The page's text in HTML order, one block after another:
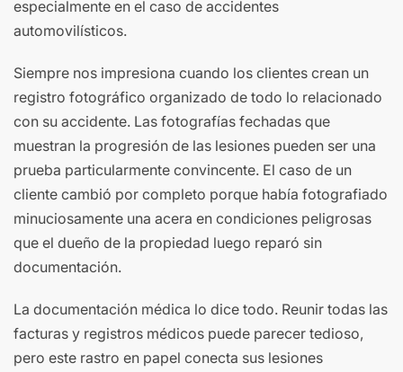
especialmente en el caso de accidentes
automovilísticos.
Siempre nos impresiona cuando los clientes crean un
registro fotográfico organizado de todo lo relacionado
con su accidente. Las fotografías fechadas que
muestran la progresión de las lesiones pueden ser una
prueba particularmente convincente. El caso de un
cliente cambió por completo porque había fotografiado
minuciosamente una acera en condiciones peligrosas
que el dueño de la propiedad luego reparó sin
documentación.
La documentación médica lo dice todo. Reunir todas las
facturas y registros médicos puede parecer tedioso,
pero este rastro en papel conecta sus lesiones